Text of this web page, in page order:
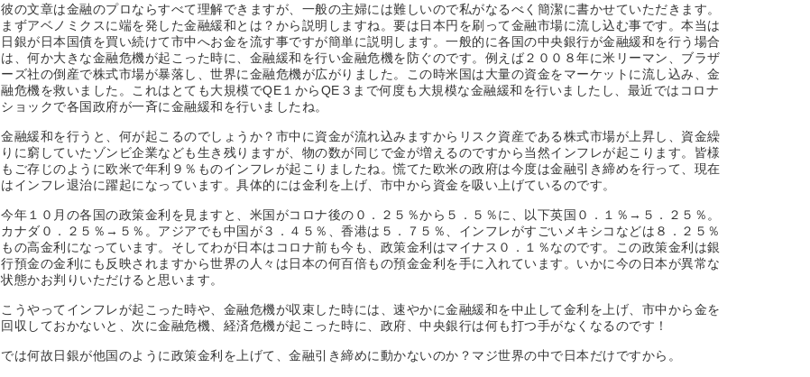
彼の文章は金融のプロならすべて理解できますが、一般の主婦には難しいので私がなるべく簡潔に書かせていただきます。
まずアベノミクスに端を発した金融緩和とは？から説明しますね。要は日本円を刷って金融市場に流し込む事です。本当は
日銀が日本国債を買い続けて市中へお金を流す事ですが簡単に説明します。一般的に各国の中央銀行が金融緩和を行う場合
は、何か大きな金融危機が起こった時に、金融緩和を行い金融危機を防ぐのです。例えば２００８年に米リーマン、ブラザ
ーズ社の倒産で株式市場が暴落し、世界に金融危機が広がりました。この時米国は大量の資金をマーケットに流し込み、金
融危機を救いました。これはとても大規模でQE１からQE３まで何度も大規模な金融緩和を行いましたし、最近ではコロナ
ショックで各国政府が一斉に金融緩和を行いましたね。
金融緩和を行うと、何が起こるのでしょうか？市中に資金が流れ込みますからリスク資産である株式市場が上昇し、資金繰
りに窮していたゾンビ企業なども生き残りますが、物の数が同じで金が増えるのですから当然インフレが起こります。皆様
もご存じのように欧米で年利９％ものインフレが起こりましたね。慌てた欧米の政府は今度は金融引き締めを行って、現在
はインフレ退治に躍起になっています。具体的には金利を上げ、市中から資金を吸い上げているのです。
今年１０月の各国の政策金利を見ますと、米国がコロナ後の０．２５％から５．５％に、以下英国０．１％→５．２５％。
カナダ０．２５％→５％。アジアでも中国が３．４５％、香港は５．７５％、インフレがすごいメキシコなどは８．２５％
もの高金利になっています。そしてわが日本はコロナ前も今も、政策金利はマイナス０．１％なのです。この政策金利は銀
行預金の金利にも反映されますから世界の人々は日本の何百倍もの預金金利を手に入れています。いかに今の日本が異常な
状態かお判りいただけると思います。
こうやってインフレが起こった時や、金融危機が収束した時には、速やかに金融緩和を中止して金利を上げ、市中から金を
回収しておかないと、次に金融危機、経済危機が起こった時に、政府、中央銀行は何も打つ手がなくなるのです！
では何故日銀が他国のように政策金利を上げて、金融引き締めに動かないのか？マジ世界の中で日本だけですから。